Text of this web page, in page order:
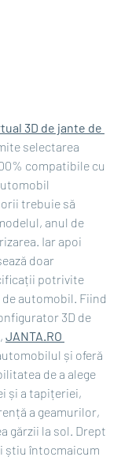
3D de jante de
selectarea
compatibile cu
trebuie să
anul de
Iar apoi
doar
potrivite
automobil. Fiind
3D de
JANTA.RO
și oferă
de a alege
și a tapițeriei,
a geamurilor,
gărzii la sol. Drept
știu întocmaicum